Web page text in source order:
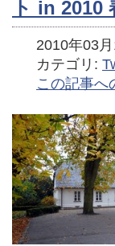
ト in 2010
2010年03
カテゴリ:
この記事へ